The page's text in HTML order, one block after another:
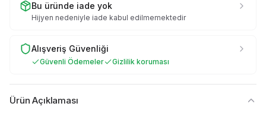
Bu üründe iade yok
Hijyen nedeniyle iade kabul edilmemektedir
Alışveriş Güvenliği
Güvenli Ödemeler Gizlilik koruması
Ürün Açıklaması